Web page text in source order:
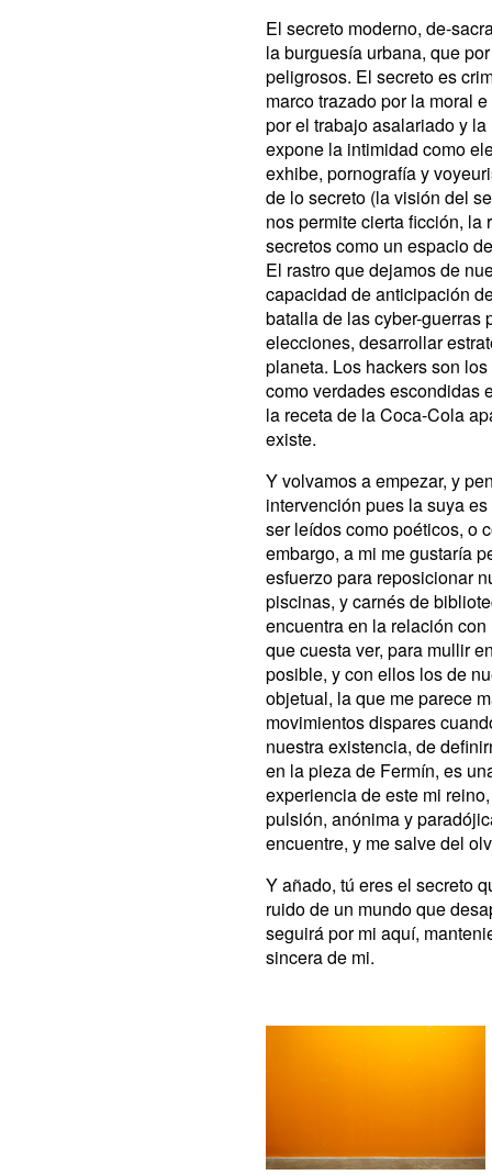
El secreto moderno, de-
la burguesía urbana, que
peligrosos. El secreto es
marco trazado por la moral
por el trabajo asalariado y
expone la intimidad como
exhibe, pornografía y
de lo secreto (la visión del
nos permite cierta ficción, la
secretos como un espacio
El rastro que dejamos de
capacidad de anticipación
batalla de las cyber-guerras
elecciones, desarrollar
planeta. Los hackers son
como verdades escondidas
la receta de la Coca-Cola
existe.
Y volvamos a empezar, y
intervención pues la suya
ser leídos como poéticos, o
embargo, a mi me gustaría
esfuerzo para reposicionar
piscinas, y carnés de
encuentra en la relación
que cuesta ver, para mullir
posible, y con ellos los de
objetual, la que me parece
movimientos dispares
nuestra existencia, de
en la pieza de Fermín, es
experiencia de este mi
pulsión, anónima y
encuentre, y me salve del
Y añado, tú eres el secreto
ruido de un mundo que
seguirá por mi aquí,
sincera de mi.